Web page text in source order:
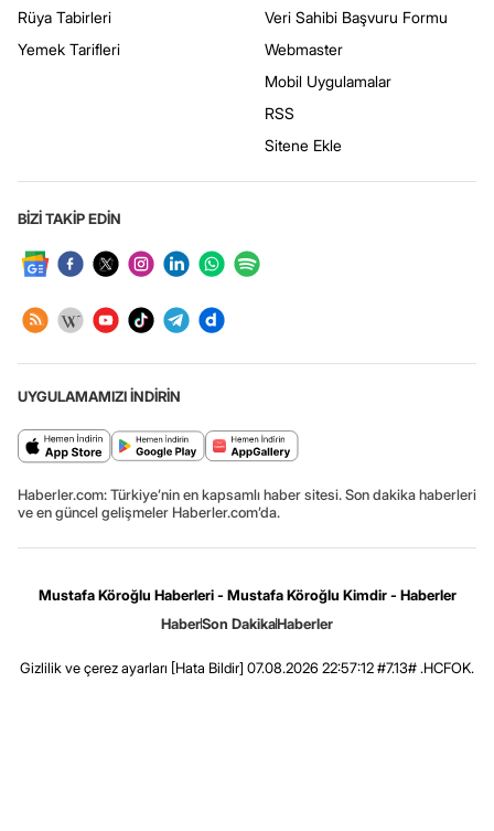
Rüya Tabirleri
Yemek Tarifleri
Veri Sahibi Başvuru Formu
Webmaster
Mobil Uygulamalar
RSS
Sitene Ekle
BİZİ TAKİP EDİN
UYGULAMAMIZI İNDİRİN
Haberler.com: Türkiye’nin en kapsamlı haber sitesi. Son dakika haberleri
ve en güncel gelişmeler Haberler.com’da.
Mustafa Köroğlu Haberleri - Mustafa Köroğlu Kimdir - Haberler
HaberSon DakikaHaberler
Gizlilik ve çerez ayarları [Hata Bildir] 07.08.2026 22:57:12 #7.13# .HCFOK.